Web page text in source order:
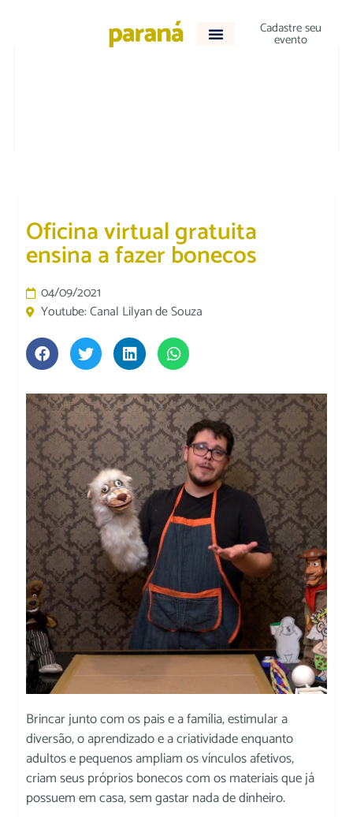
Cadastre seu
evento
Oficina virtual gratuita
ensina a fazer bonecos
04/09/2021
Youtube: Canal Lilyan de Souza
Brincar junto com os pais e a família, estimular a
diversão, o aprendizado e a criatividade enquanto
adultos e pequenos ampliam os vínculos afetivos,
criam seus próprios bonecos com os materiais que já
possuem em casa, sem gastar nada de dinheiro.